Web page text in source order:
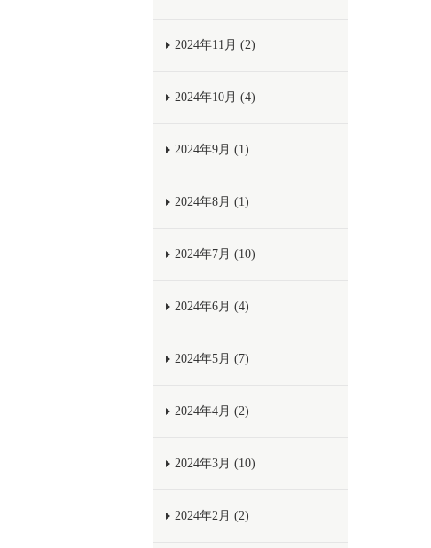
2024年11月 (2)
2024年10月 (4)
2024年9月 (1)
2024年8月 (1)
2024年7月 (10)
2024年6月 (4)
2024年5月 (7)
2024年4月 (2)
2024年3月 (10)
2024年2月 (2)